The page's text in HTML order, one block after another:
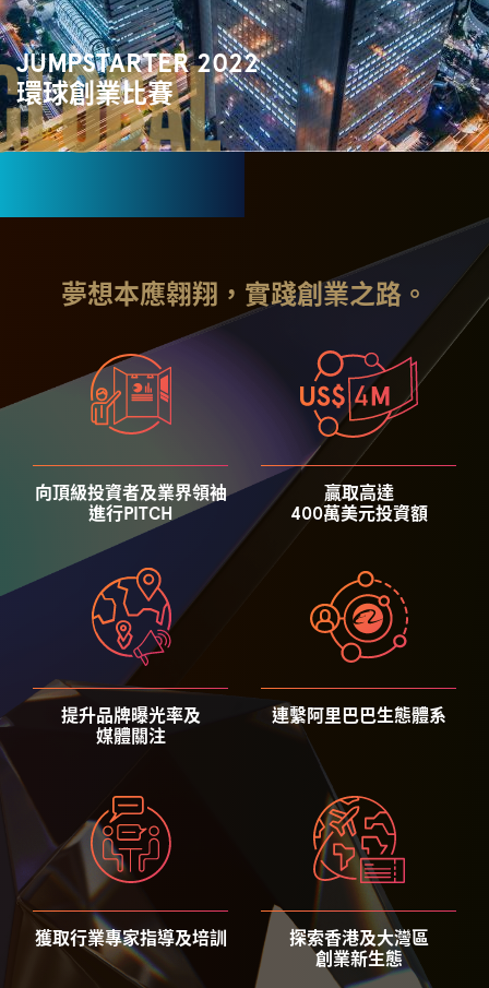
JUMPSTARTER 2022
環球創業比賽
夢想本應翱翔，實踐創業之路。
向頂級投資者及業界領袖
進行PITCH
贏取高達
400萬美元投資額
提升品牌曝光率及
媒體關注
連繫阿里巴巴生態體系
獲取行業專家指導及培訓
探索香港及大灣區
創業新生態